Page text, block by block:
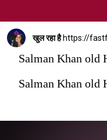
खुल रहा है
Salman Khan old
Salman Khan old